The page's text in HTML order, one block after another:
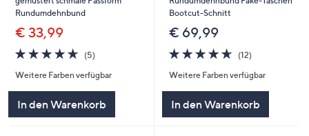
Rundumdehnbund
€ 33,99
4.6
von
5
(5)5
Weitere Farben verfügbar
In den Warenkorb
Bootcut-Schnitt
€ 69,99
4.6
von
5
(12)12
Weitere Farben verfügbar
In den Warenkorb